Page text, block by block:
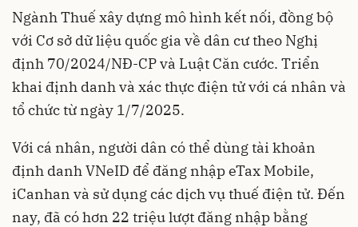
Ngành Thuế xây dựng mô hình kết nối, đồng bộ
với Cơ sở dữ liệu quốc gia về dân cư theo Nghị
định 70/2024/NĐ-CP và Luật Căn cước. Triển
khai định danh và xác thực điện tử với cá nhân và
tổ chức từ ngày 1/7/2025.
Với cá nhân, người dân có thể dùng tài khoản
định danh VNeID để đăng nhập eTax Mobile,
iCanhan và sử dụng các dịch vụ thuế điện tử. Đến
nay, đã có hơn 22 triệu lượt đăng nhập bằng